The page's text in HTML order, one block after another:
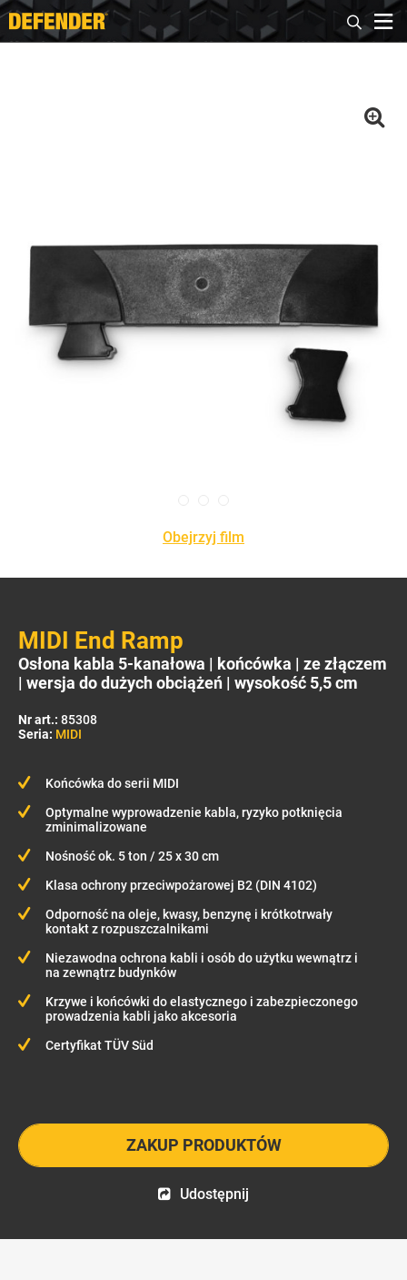
Obejrzyj film
MIDI End Ramp
Osłona kabla 5-kanałowa | końcówka | ze złączem
| wersja do dużych obciążeń | wysokość 5,5 cm
Nr art.: 85308
Seria: MIDI
Końcówka do serii MIDI
Optymalne wyprowadzenie kabla, ryzyko potknięcia
zminimalizowane
Nośność ok. 5 ton / 25 x 30 cm
Klasa ochrony przeciwpożarowej B2 (DIN 4102)
Odporność na oleje, kwasy, benzynę i krótkotrwały
kontakt z rozpuszczalnikami
Niezawodna ochrona kabli i osób do użytku wewnątrz i
na zewnątrz budynków
Krzywe i końcówki do elastycznego i zabezpieczonego
prowadzenia kabli jako akcesoria
Certyfikat TÜV Süd
ZAKUP PRODUKTÓW
Udostępnij